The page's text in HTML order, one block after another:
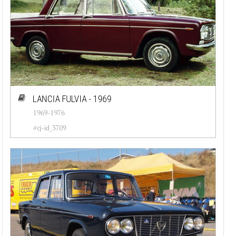
LANCIA FULVIA - 1969
1969-1976
#cj-id_3709